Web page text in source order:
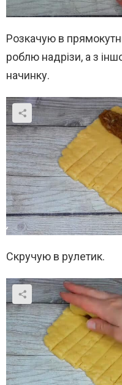
Розкачую в
роблю надрізи, а з
начинку.
Скручую в рулетик.